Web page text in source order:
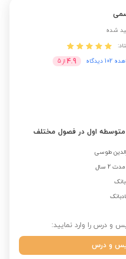
شده
دیدگاه
4.9 از 5
طوسی
سال
و درس را وارد نمایید:
و درس